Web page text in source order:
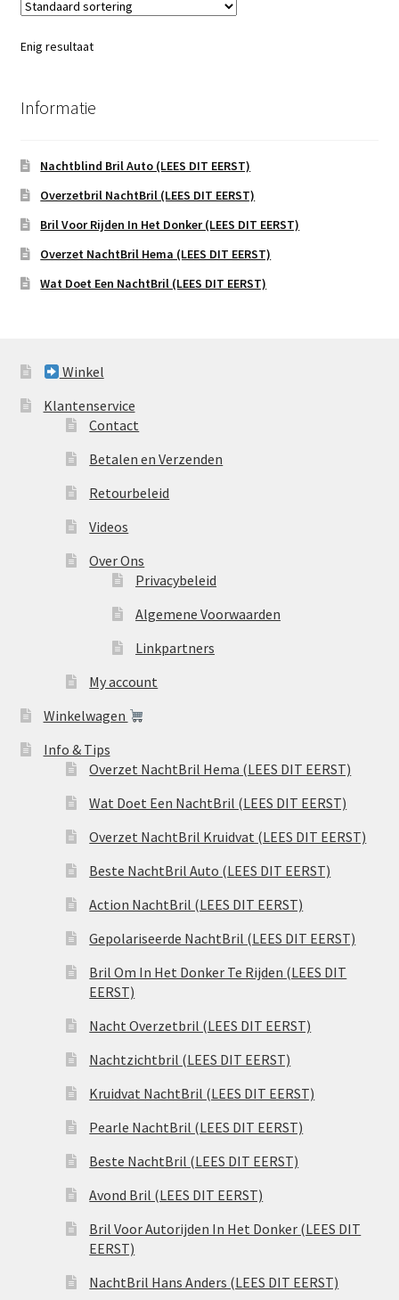
Enig resultaat
Informatie
Nachtblind Bril Auto (LEES DIT EERST)
Overzetbril NachtBril (LEES DIT EERST)
Bril Voor Rijden In Het Donker (LEES DIT EERST)
Overzet NachtBril Hema (LEES DIT EERST)
Wat Doet Een NachtBril (LEES DIT EERST)
Winkel
Klantenservice
Contact
Betalen en Verzenden
Retourbeleid
Videos
Over Ons
Privacybeleid
Algemene Voorwaarden
Linkpartners
My account
Winkelwagen
Info & Tips
Overzet NachtBril Hema (LEES DIT EERST)
Wat Doet Een NachtBril (LEES DIT EERST)
Overzet NachtBril Kruidvat (LEES DIT EERST)
Beste NachtBril Auto (LEES DIT EERST)
Action NachtBril (LEES DIT EERST)
Gepolariseerde NachtBril (LEES DIT EERST)
Bril Om In Het Donker Te Rijden (LEES DIT
EERST)
Nacht Overzetbril (LEES DIT EERST)
Nachtzichtbril (LEES DIT EERST)
Kruidvat NachtBril (LEES DIT EERST)
Pearle NachtBril (LEES DIT EERST)
Beste NachtBril (LEES DIT EERST)
Avond Bril (LEES DIT EERST)
Bril Voor Autorijden In Het Donker (LEES DIT
EERST)
NachtBril Hans Anders (LEES DIT EERST)